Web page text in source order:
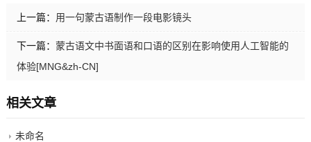
上一篇： 用一句蒙古语制作一段电影镜头
下一篇： 蒙古语文中书面语和口语的区别在影响使用人工智能的
体验[MNG&zh-CN]
相关文章
未命名